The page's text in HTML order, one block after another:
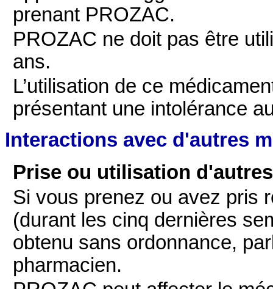
prenant PROZAC.
PROZAC ne doit pas être
ans.
L’utilisation de ce
présentant une intolérance
Interactions avec d'autres
Prise ou utilisation
Si vous prenez ou avez pris
(durant les cinq dernières
obtenu sans ordonnance,
pharmacien.